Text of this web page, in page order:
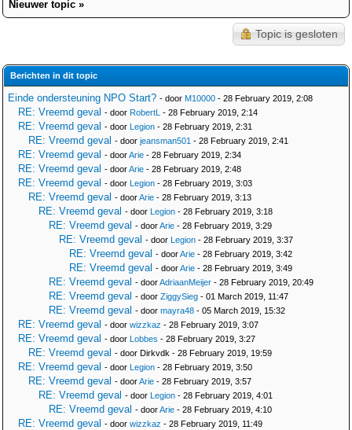
Nieuwer topic »
Topic is gesloten
Berichten in dit topic
Einde ondersteuning NPO Start? - door M10000 - 28 February 2019, 2:08
RE: Vreemd geval - door RobertL - 28 February 2019, 2:14
RE: Vreemd geval - door Legion - 28 February 2019, 2:31
RE: Vreemd geval - door jeansman501 - 28 February 2019, 2:41
RE: Vreemd geval - doorArie - 28 February 2019, 2:34
RE: Vreemd geval - doorArie - 28 February 2019, 2:48
RE: Vreemd geval - door Legion - 28 February 2019, 3:03
RE: Vreemd geval - doorArie - 28 February 2019, 3:13
RE: Vreemd geval - door Legion - 28 February 2019, 3:18
RE: Vreemd geval - doorArie - 28 February 2019, 3:29
RE: Vreemd geval - door Legion - 28 February 2019, 3:37
RE: Vreemd geval - doorArie - 28 February 2019, 3:42
RE: Vreemd geval - doorArie - 28 February 2019, 3:49
RE: Vreemd geval - doorAdriaanMeijer - 28 February 2019, 20:49
RE: Vreemd geval - door ZiggySieg - 01 March 2019, 11:47
RE: Vreemd geval - door mayra48 - 05 March 2019, 15:32
RE: Vreemd geval - door wizzkaz - 28 February 2019, 3:07
RE: Vreemd geval - door Lobbes - 28 February 2019, 3:27
RE: Vreemd geval - door Dirkvdk - 28 February 2019, 19:59
RE: Vreemd geval - door Legion - 28 February 2019, 3:50
RE: Vreemd geval - doorArie - 28 February 2019, 3:57
RE: Vreemd geval - door Legion - 28 February 2019, 4:01
RE: Vreemd geval - doorArie - 28 February 2019, 4:10
RE: Vreemd geval - door wizzkaz - 28 February 2019, 11:49